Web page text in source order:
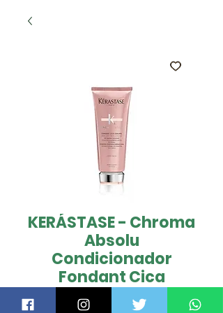
KERÁSTASE - Chroma
Absolu
Condicionador
Fondant Cica
Chroma 200ml